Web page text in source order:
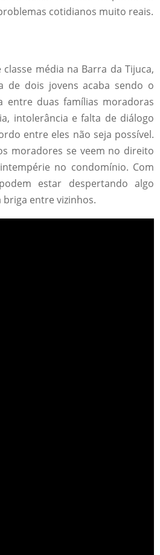
cotidianos muito reais.
média na Barra da Tijuca,
de dois jovens acaba sendo o
entre duas famílias moradoras
intolerância e falta de diálogo
entre eles não seja possível.
moradores se veem no direito
no condomínio. Com
estar despertando algo
entre vizinhos.